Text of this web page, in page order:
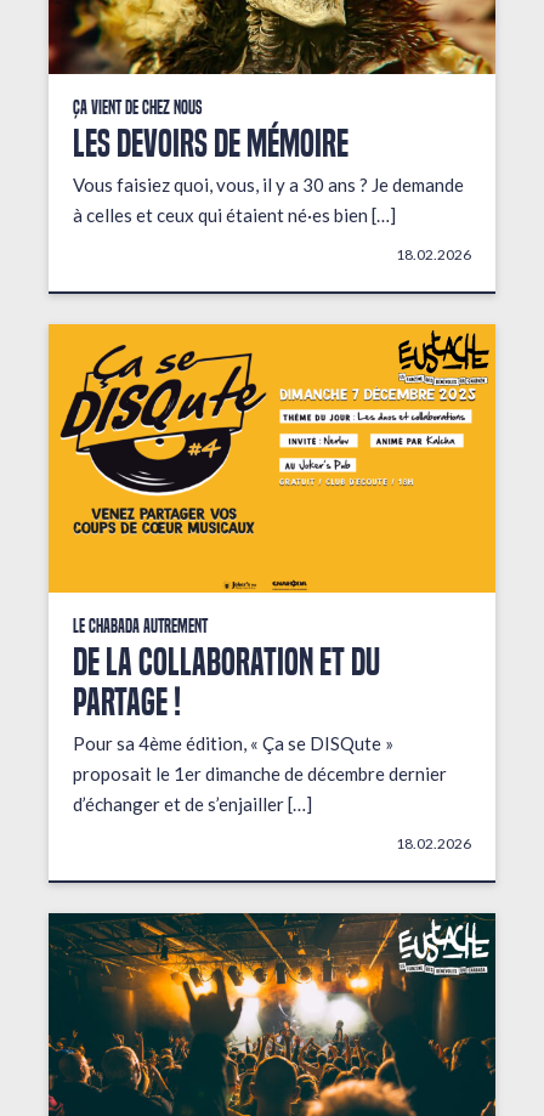
Ça vient de chez nous
LES DEVOIRS DE MÉMOIRE
Vous faisiez quoi, vous, il y a 30 ans ? Je demande
à celles et ceux qui étaient né·es bien […]
18.02.2026
Le Chabada autrement
De la collaboration et du
partage !
Pour sa 4ème édition, « Ça se DISQute »
proposait le 1er dimanche de décembre dernier
d’échanger et de s’enjailler […]
18.02.2026